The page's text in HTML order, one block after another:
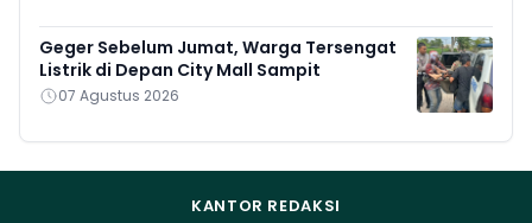
Geger Sebelum Jumat, Warga Tersengat
Listrik di Depan City Mall Sampit
07 Agustus 2026
KANTOR REDAKSI